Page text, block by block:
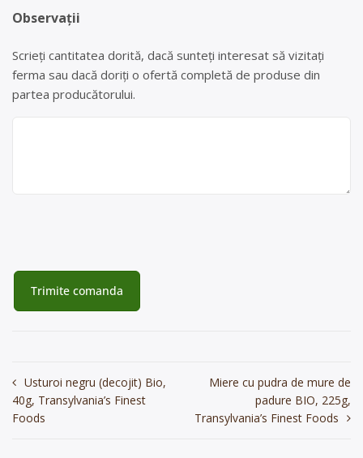
Observații
Scrieți cantitatea dorită, dacă sunteți interesat să vizitați
ferma sau dacă doriți o ofertă completă de produse din
partea producătorului.
Navigare
în
Usturoi negru (decojit) Bio,
40g, Transylvania’s Finest
Foods
Miere cu pudra de mure de
padure BIO, 225g,
Transylvania’s Finest Foods